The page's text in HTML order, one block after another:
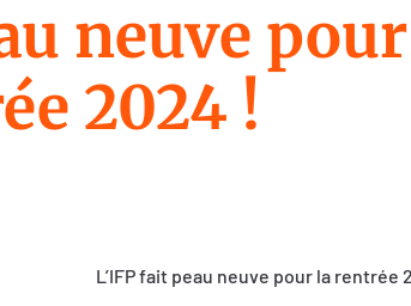
neuve
2024 !
L’IFP fait peau neuve pour la rentrée